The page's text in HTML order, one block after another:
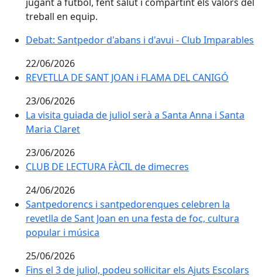
treball en equip.
Debat: Santpedor d'abans i d'avui - Club Imparables
Debat: Santpedor d'abans i d'avui - Club Imparables
22/06/2026
REVETLLA DE SANT JOAN i FLAMA DEL CANIGÓ
REVETLLA DE SANT JOAN i FLAMA DEL CANIGÓ
23/06/2026
La visita guiada de juliol serà a Santa Anna i Santa
Maria Claret
La visita guiada de juliol serà a Santa Anna i Santa
Maria Claret
23/06/2026
CLUB DE LECTURA FÀCIL de dimecres
24/06/2026
Santpedorencs i santpedorenques celebren la
revetlla de Sant Joan en una festa de foc, cultura
popular i música
Santpedorencs i santpedorenques celebren la
revetlla de Sant Joan en una festa de foc, cultura
popular i música
25/06/2026
Fins el 3 de juliol, podeu sol·licitar els Ajuts Escolars
Fins el 3 de juliol, podeu sol·licitar els Ajuts Escolars